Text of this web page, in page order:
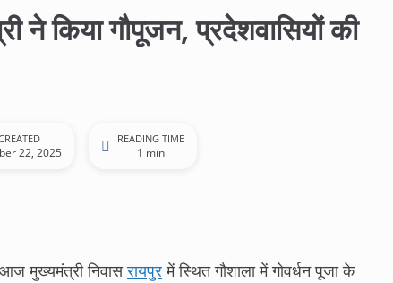
ने किया गौपूजन, प्रदेशवासियों की
22, 2025
READING TIME
1 min
मुख्यमंत्री निवासरायपुरमें स्थित गौशाला में गोवर्धन पूजा के